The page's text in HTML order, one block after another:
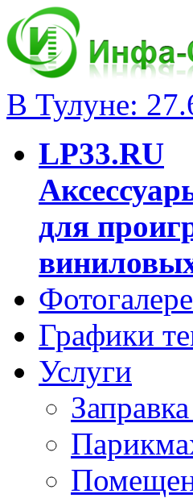
В Тулуне:
LP33.RU
для
Графики
Услуги